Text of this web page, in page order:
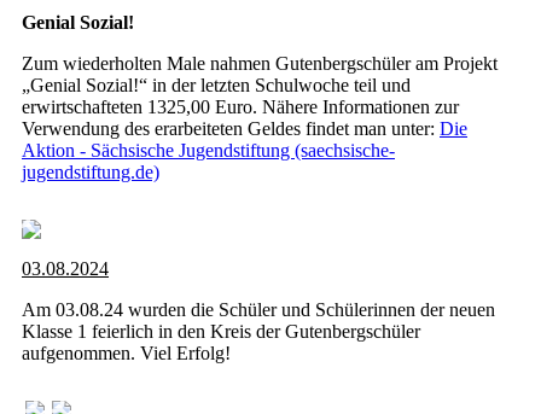
Genial Sozial!
Zum wiederholten Male nahmen Gutenbergschüler am Projekt
„Genial Sozial!“ in der letzten Schulwoche teil und
erwirtschafteten 1325,00 Euro. Nähere Informationen zur
Verwendung des erarbeiteten Geldes findet man unter: Die
Aktion - Sächsische Jugendstiftung (saechsische-
jugendstiftung.de)
03.08.2024
Am 03.08.24 wurden die Schüler und Schülerinnen der neuen
Klasse 1 feierlich in den Kreis der Gutenbergschüler
aufgenommen. Viel Erfolg!